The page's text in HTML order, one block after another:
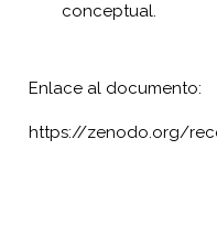
conceptual.
Enlace al documento:
https://zenodo.org/